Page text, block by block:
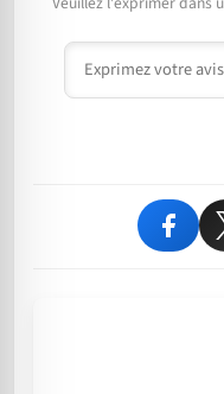
Commentaire